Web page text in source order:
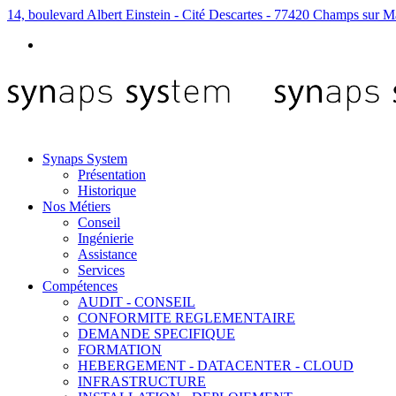
14, boulevard Albert Einstein - Cité Descartes - 77420 Champs sur
Synaps System
Présentation
Historique
Nos Métiers
Conseil
Ingénierie
Assistance
Services
Compétences
AUDIT - CONSEIL
CONFORMITE REGLEMENTAIRE
DEMANDE SPECIFIQUE
FORMATION
HEBERGEMENT - DATACENTER - CLOUD
INFRASTRUCTURE